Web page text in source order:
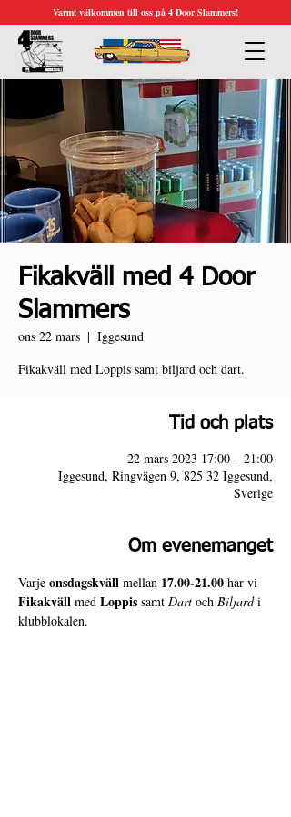
Varmt välkommen till oss på 4 Door Slammers!
Fikakväll med 4 Door
Slammers
ons 22 mars
  |
Iggesund
Fikakväll med Loppis samt biljard och dart.
Tid och plats
22 mars 2023 17:00 – 21:00
Iggesund, Ringvägen 9, 825 32 Iggesund,
Sverige
Om evenemanget
Varje onsdagskväll mellan 17.00-21.00 har vi
Fikakväll med Loppis samt Dart och Biljard i
klubblokalen.